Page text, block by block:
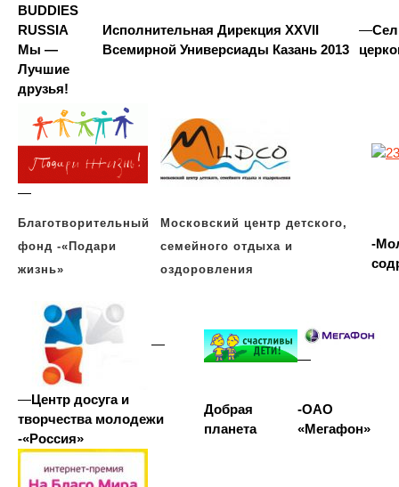
BUDDIES
RUSSIA
Мы —
Лучшие
друзья!
Исполнительная Дирекция XXVII
Всемирной Универсиады Казань 2013
—
—
Благотворительный
фонд -«Подари
жизнь»
Московский центр детского,
семейного отдыха и
оздоровления
-
—
—
—Центр досуга и
творчества молодежи
-«Россия»
Добрая
планета
-ОАО
«Мегафон»